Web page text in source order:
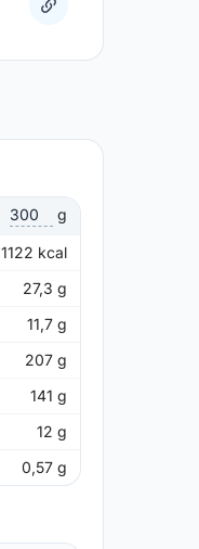
g
1122 kcal
27,3 g
11,7 g
207 g
141 g
12 g
0,57 g